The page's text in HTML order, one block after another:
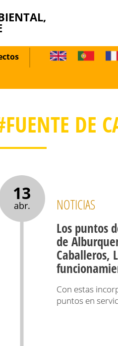
DE
13
abr. NOTICIAS
Los puntos
de
Caballeros,
Con estas
puntos en